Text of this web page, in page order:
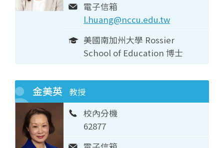
電子信箱
l.huang@nccu.edu.tw
美國南加州大學 Rossier
School of Education 博士
金美英 教授
校內分機
62877